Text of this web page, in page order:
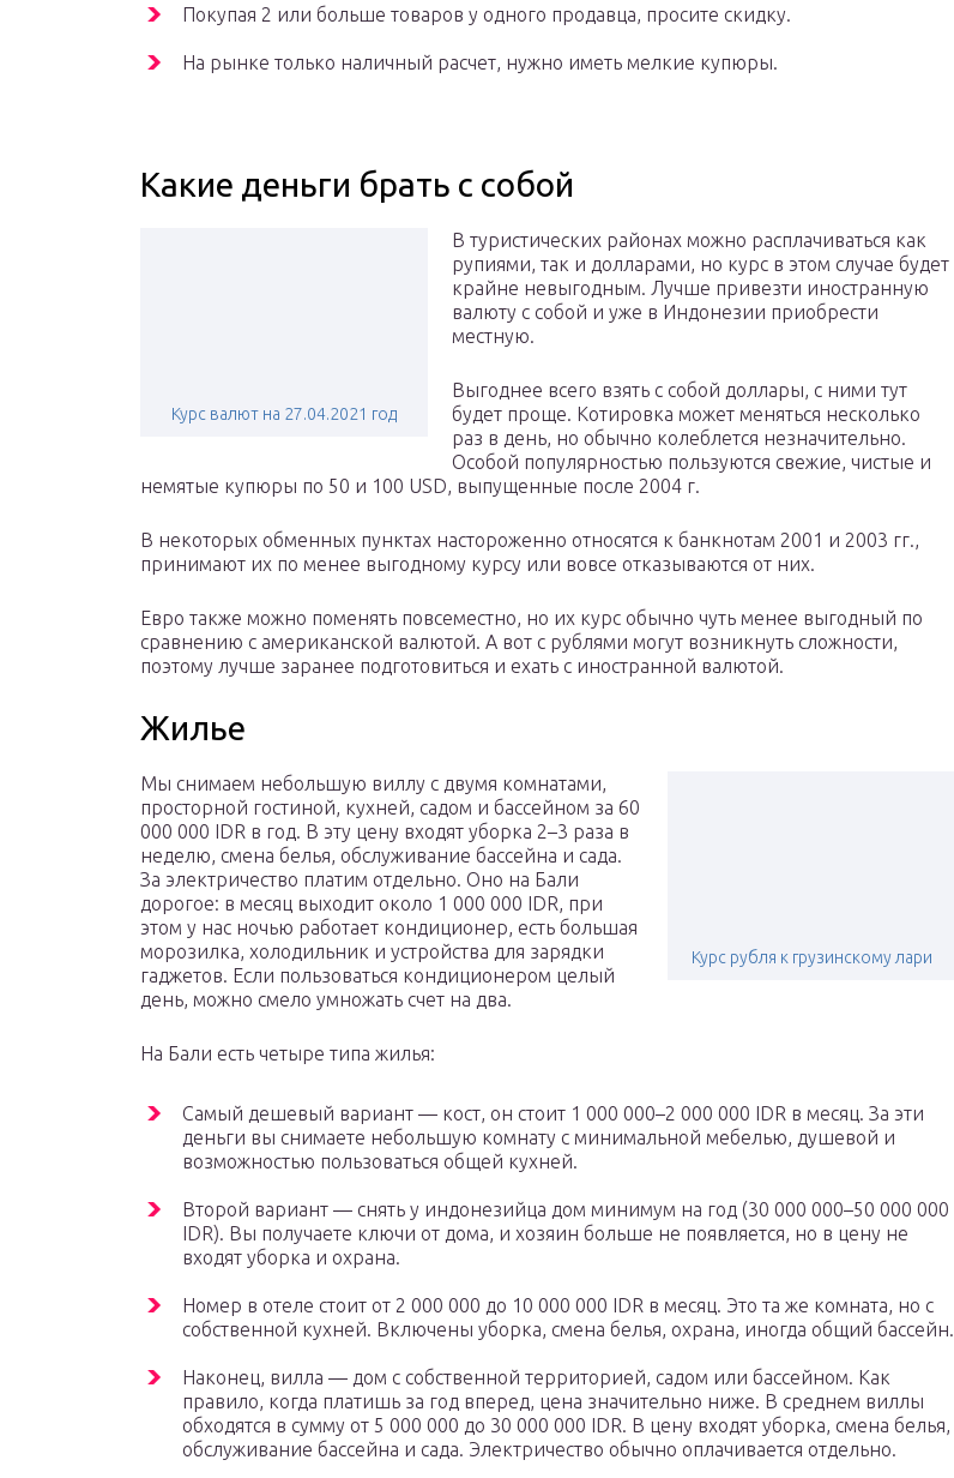
Покупая 2 или больше товаров у одного продавца, просите скидку.
На рынке только наличный расчет, нужно иметь мелкие купюры.
Какие деньги брать с собой
Курс валют на 27.04.2021 год
В туристических районах можно расплачиваться как
рупиями, так и долларами, но курс в этом случае будет
крайне невыгодным. Лучше привезти иностранную
валюту с собой и уже в Индонезии приобрести
местную.
Выгоднее всего взять с собой доллары, с ними тут
будет проще. Котировка может меняться несколько
раз в день, но обычно колеблется незначительно.
Особой популярностью пользуются свежие, чистые и
немятые купюры по 50 и 100 USD, выпущенные после 2004 г.
В некоторых обменных пунктах настороженно относятся к банкнотам 2001 и 2003 гг.,
принимают их по менее выгодному курсу или вовсе отказываются от них.
Евро также можно поменять повсеместно, но их курс обычно чуть менее выгодный по
сравнению с американской валютой. А вот с рублями могут возникнуть сложности,
поэтому лучше заранее подготовиться и ехать с иностранной валютой.
Жилье
Курс рубля к грузинскому лари
Мы снимаем небольшую виллу с двумя комнатами,
просторной гостиной, кухней, садом и бассейном за 60
000 000 IDR в год. В эту цену входят уборка 2–3 раза в
неделю, смена белья, обслуживание бассейна и сада.
За электричество платим отдельно. Оно на Бали
дорогое: в месяц выходит около 1 000 000 IDR, при
этом у нас ночью работает кондиционер, есть большая
морозилка, холодильник и устройства для зарядки
гаджетов. Если пользоваться кондиционером целый
день, можно смело умножать счет на два.
На Бали есть четыре типа жилья:
Самый дешевый вариант — кост, он стоит 1 000 000–2 000 000 IDR в месяц. За эти
деньги вы снимаете небольшую комнату с минимальной мебелью, душевой и
возможностью пользоваться общей кухней.
Второй вариант — снять у индонезийца дом минимум на год (30 000 000–50 000 000
IDR). Вы получаете ключи от дома, и хозяин больше не появляется, но в цену не
входят уборка и охрана.
Номер в отеле стоит от 2 000 000 до 10 000 000 IDR в месяц. Это та же комната, но с
собственной кухней. Включены уборка, смена белья, охрана, иногда общий бассейн.
Наконец, вилла — дом с собственной территорией, садом или бассейном. Как
правило, когда платишь за год вперед, цена значительно ниже. В среднем виллы
обходятся в сумму от 5 000 000 до 30 000 000 IDR. В цену входят уборка, смена белья,
обслуживание бассейна и сада. Электричество обычно оплачивается отдельно.